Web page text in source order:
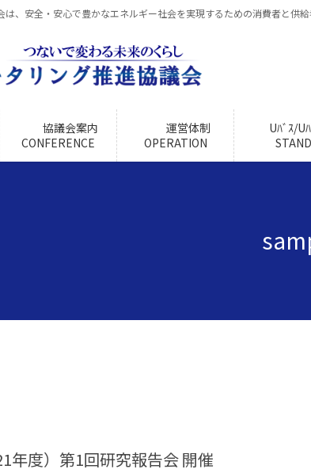
、安全・安心で豊かなエネルギー社会を実現するための消費者と供給
協議会案内
CONFERENCE
運営体制
OPERATION
Uﾊﾞｽ/U
年度）第1回研究報告会 開催